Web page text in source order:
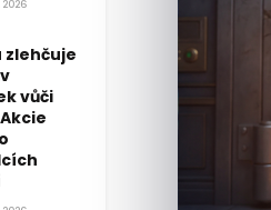
2026
zlehčuje
vůči